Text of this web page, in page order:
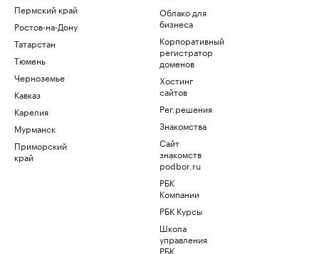
Пермский край
Ростов-на-Дону
Татарстан
Тюмень
Черноземье
Кавказ
Карелия
Мурманск
Приморский
край
Облако для
бизнеса
Корпоративный
регистратор
доменов
Хостинг
сайтов
Рег.решения
Знакомства
Сайт
знакомств
podbor.ru
РБК
Компании
РБК Курсы
Школа
управления
РБК